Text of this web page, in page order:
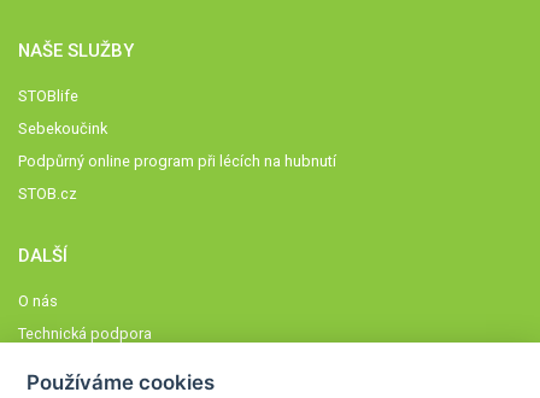
NAŠE SLUŽBY
STOBlife
Sebekoučink
Podpůrný online program při lécích na hubnutí
STOB.cz
DALŠÍ
O nás
Technická podpora
Používáme cookies